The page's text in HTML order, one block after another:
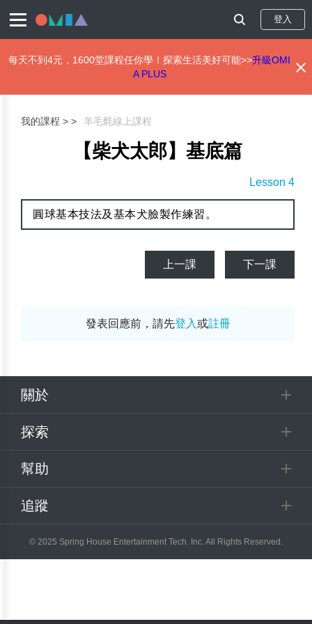
登入
每天不到4元，1600堂課程任你學！探索生活美好可能>>升級OMI
A PLUS
我的課程 > 羊毛氈線上課程
【柴犬太郎】基底篇
Lesson 4
圓球基本技法及基本犬臉製作練習。
上一課 下一課
發表回應前，請先登入或註冊
關於
探索
幫助
追蹤
© 2025 Spring House Entertainment Tech. Inc. All Rights Reserved.